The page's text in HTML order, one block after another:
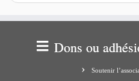
Dons ou
Soutenir